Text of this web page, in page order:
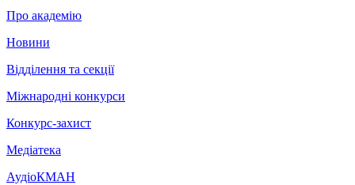
Про академію
Новини
Відділення та секції
Міжнародні конкурси
Конкурс-захист
Медіатека
АудіоКМАН